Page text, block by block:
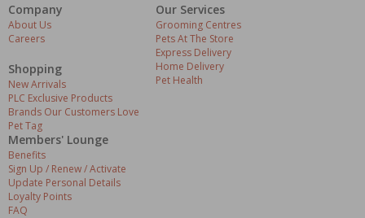
Company
About Us
Careers
Shopping
New Arrivals
PLC Exclusive Products
Brands Our Customers Love
Pet Tag
Our Services
Grooming Centres
Pets At The Store
Express Delivery
Home Delivery
Pet Health
Members' Lounge
Benefits
Sign Up / Renew / Activate
Update Personal Details
Loyalty Points
FAQ